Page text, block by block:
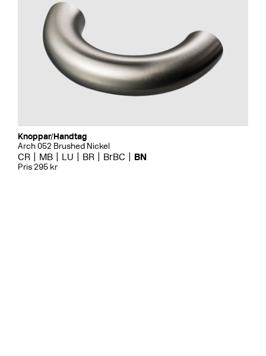
Knoppar/Handtag
Arch 052 Brushed Nickel
CR MB LU BR BrBC BN
Pris 295 kr